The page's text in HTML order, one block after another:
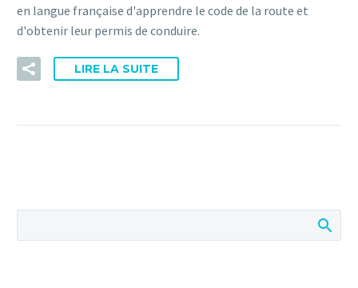
en langue française d'apprendre le code de la route et
d'obtenir leur permis de conduire.
LIRE LA SUITE